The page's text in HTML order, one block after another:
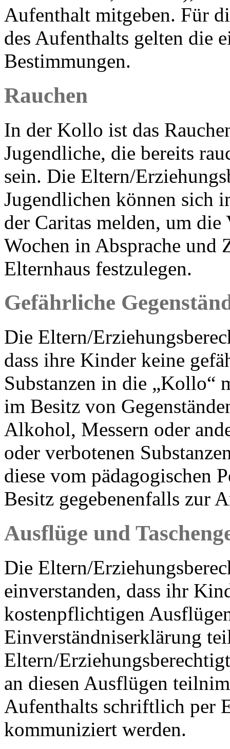
Aufenthalt mitgeben. Für
des Aufenthalts gelten die
Bestimmungen.
Rauchen
In der Kollo ist das
Jugendliche, die bereits
sein. Die Eltern/
Jugendlichen können sich
der Caritas melden, um die
Wochen in Absprache und
Elternhaus festzulegen.
Gefährliche
Die Eltern/
dass ihre Kinder keine
Substanzen in die „Kollo“
im Besitz von
Alkohol, Messern oder
oder verbotenen
diese vom pädagogischen
Besitz gegebenenfalls zur
Ausflüge und
Die Eltern/
einverstanden, dass ihr
kostenpflichtigen
Einverständniserklärung
Eltern/
an diesen Ausflügen
Aufenthalts schriftlich per
kommuniziert werden.